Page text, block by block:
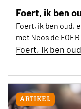
Foert, ik ben
Foert, ik ben oud,
met Neos de
Foert, ik ben
ARTIKEL